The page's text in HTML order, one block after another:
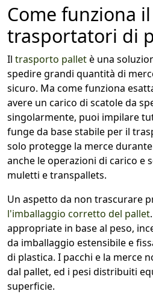
Come funziona
trasportatori di
Il trasporto palletè una
spedire grandi quantità di
sicuro. Ma come funziona
avere un carico di scatole da
singolarmente, puoi impilare
funge da base stabile per il
solo protegge la merce
anche le operazioni di carico e
muletti e transpallets.
Un aspetto da non trascurare
l'imballaggio corretto del pallet
appropriate in base al peso,
da imballaggio estensibile e
di plastica. I pacchi e la merce
dal pallet, ed i pesi distribuiti
superficie.